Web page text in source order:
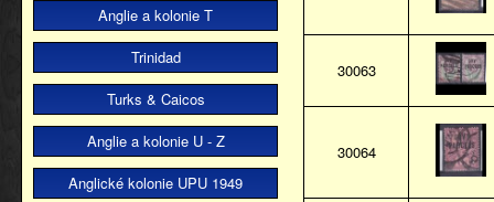
Anglie a kolonie T
Trinidad
Turks & Caicos
Anglie a kolonie U - Z
Anglické kolonie UPU 1949
30063
30064